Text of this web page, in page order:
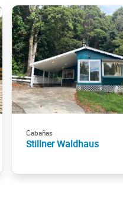
Cabañas
Stillner Waldhaus